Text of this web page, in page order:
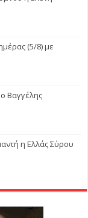
(5/8) με
Βαγγέλης
η Ελλάς Σύρου